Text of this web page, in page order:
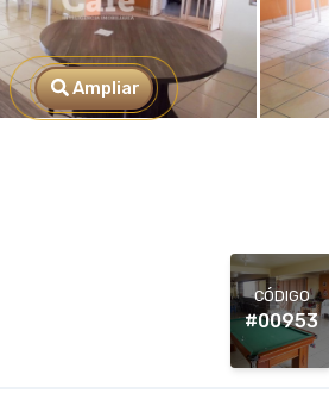
Ampliar
CÓDIGO
#00953